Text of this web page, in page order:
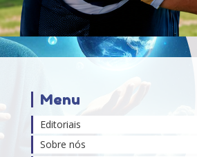
Menu
Editoriais
Sobre nós